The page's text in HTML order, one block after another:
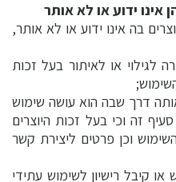
בה אינו ידוע או לא אותר,
לגילוי או לאיתור בעל זכות
דרך שבה הוא עושה שימוש
זה וכי בעל זכות היוצרים
וכן פרטים ליצירת קשר
קיבל רישיון לשימוש עתידי